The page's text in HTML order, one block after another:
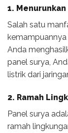
1.
Salah satu
Anda
panel surya,
listrik dari
2. Ramah
Panel surya
ramah